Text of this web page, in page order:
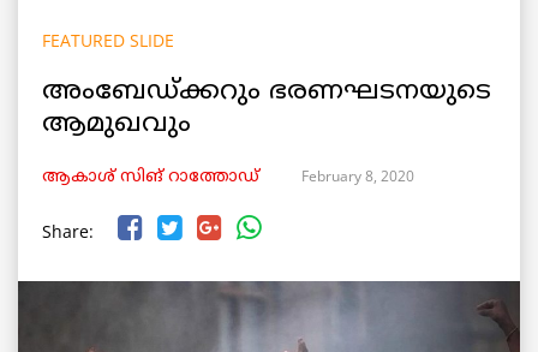
FEATURED SLIDE
അംബേഡ്ക്കറും ഭരണഘടനയുടെ
ആമുഖവും
ആകാശ് സിങ് റാത്തോഡ് February 8, 2020
Share: